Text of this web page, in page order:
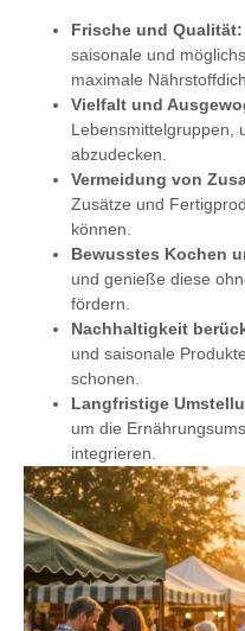
Frische und Qualität:
saisonale und
maximale
Vielfalt und
Lebensmittelgruppen,
abzudecken.
Vermeidung von
Zusätze und
können.
Bewusstes Kochen
und genieße diese
fördern.
Nachhaltigkeit
und saisonale
schonen.
Langfristige
um die
integrieren.